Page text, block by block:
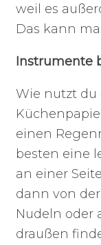
weil es
Das kann
Instrumente
Wie nutzt du
einen
besten eine
an einer
dann von
Nudeln oder
draußen